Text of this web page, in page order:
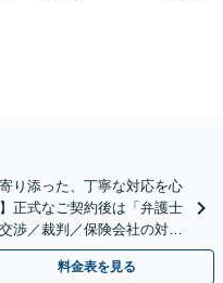
り添った、丁寧な対応を心
正式なご契約後は「弁護士
渉／裁判／保険会社の対応
ださい。
料金表を見る